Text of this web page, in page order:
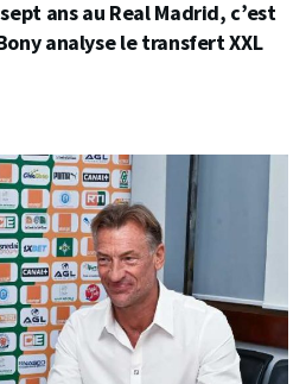
ans au Real Madrid, c’est
analyse le transfert XXL